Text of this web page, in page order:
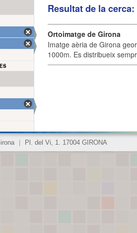
Resultat de la
Ortoimatge de Girona
Imatge aèria de Girona
1000m. Es distribueix
Pl. del Vi, 1. 17004 GIRONA